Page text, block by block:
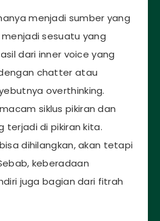
menjadi sumber yang
sesuatu yang
dari inner voice yang
chatter atau
overthinking.
siklus pikiran dan
terjadi di pikiran kita.
dihilangkan, akan tetapi
keberadaan
juga bagian dari fitrah